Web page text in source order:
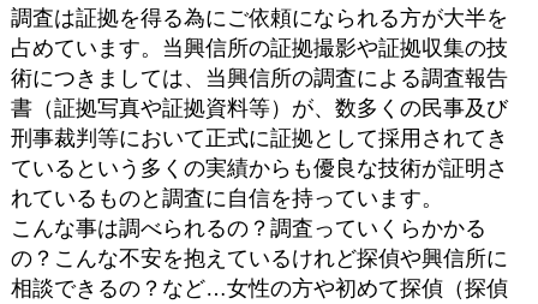
調査は証拠を得る為にご依頼になられる方が大半を
占めています。当興信所の証拠撮影や証拠収集の技
術につきましては、当興信所の調査による調査報告
書（証拠写真や証拠資料等）が、数多くの民事及び
刑事裁判等において正式に証拠として採用されてき
ているという多くの実績からも優良な技術が証明さ
れているものと調査に自信を持っています。
こんな事は調べられるの？調査っていくらかかる
の？こんな不安を抱えているけれど探偵や興信所に
相談できるの？など…女性の方や初めて探偵（探偵